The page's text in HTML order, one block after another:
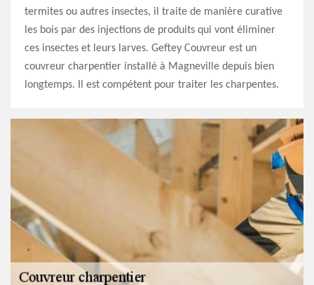
termites ou autres insectes, il traite de manière curative
les bois par des injections de produits qui vont éliminer
ces insectes et leurs larves. Geftey Couvreur est un
couvreur charpentier installé à Magneville depuis bien
longtemps. Il est compétent pour traiter les charpentes.